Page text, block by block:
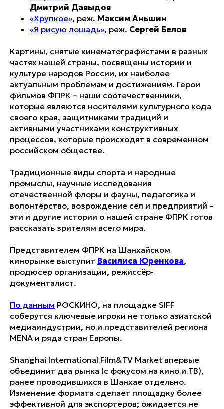
Дмитрий Давыдов
«Хрупкое», реж. Максим Аньшин
«Я рисую лошадь», реж. Сергей Белов
Картины, снятые кинематографистами в разных
частях нашей страны, посвящены истории и
культуре народов России, их наиболее
актуальным проблемам и достижениям. Герои
фильмов ФПРК – наши соотечественники,
которые являются носителями культурного кода
своего края, защитниками традиций и
активными участниками конструктивных
процессов, которые происходят в современном
российском обществе.
Традиционные виды спорта и народные
промыслы, научные исследования
отечественной флоры и фауны, педагогика и
волонтёрство, возрождение сёл и предприятий –
эти и другие истории о нашей стране ФПРК готов
рассказать зрителям всего мира.
Представителем ФПРК на Шанхайском
кинорынке выступит Василиса Юренкова,
продюсер организации, режиссёр-
документалист.
По данным РОСКИНО, на площадке SIFF
соберутся ключевые игроки не только азиатской
медиаиндустрии, но и представителей региона
MENA и ряда стран Европы.
Shanghai International Film&TV Market впервые
объединит два рынка (с фокусом на кино и ТВ),
ранее проводившихся в Шанхае отдельно.
Изменение формата сделает площадку более
эффективной для экспортеров; ожидается не